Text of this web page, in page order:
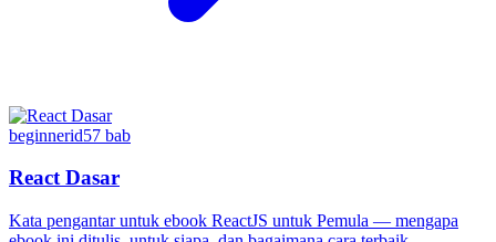
beginnerid57 bab
React Dasar
Kata pengantar untuk ebook ReactJS untuk Pemula — mengapa